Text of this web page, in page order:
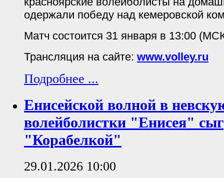
одержали победу над кемеровской
Матч состоится 31 января в 13:00
Трансляция на сайте: www.volley.ru
Подробнее ...
Енисейской волной в
волейболистки "Енисея"
"Корабелкой"
29.01.2026 10:00